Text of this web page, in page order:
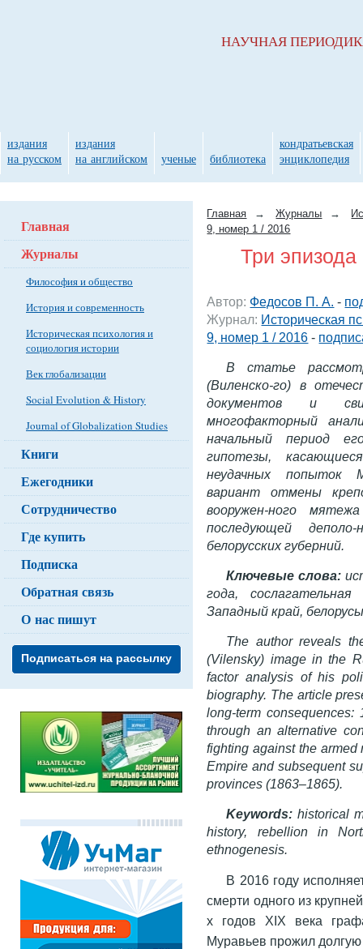
Главная → Журналы →
9, номер 1 / 2016
Три
Автор: Федосов П. А. -
Журнал: Историческая
9, номер 1 / 2016 -
В статье
(Виленско-го) в
документов и сви-
многофакторный
начальный период
гипотезы,
неудачных попыток
вариант отмены
вооружен-ного
последующей
белорусских губерний.
Ключевые слова:
года,
Западный край,
The author reveals
(Vilensky) image in the
factor analysis of his
biography. The article
long-term
through an alternative
fighting against the
Empire and subsequent
provinces (1863–1865).
Keywords: historical
history, rebellion in
ethnogenesis.
В 2016 году
смерти одного из
х годов XIX века
Муравьев прожил
Главная
Журналы
Философия и общество
История и современность
Историческая психология и
социология истории
Век глобализации
Social Evolution & History
Journal of Globalization Studies
Книги
Ежегодники
Сотрудничество
Где купить
Подписка
Обратная связь
О нас пишут
Подписаться на рассылку
НАУЧНАЯ
издания
на русском
издания
на английском
ученые библиотека
кондратьевская
энциклопедия